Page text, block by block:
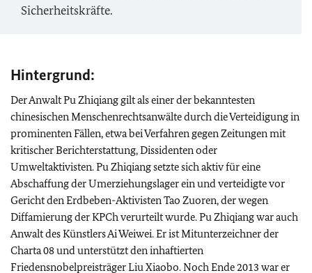
Sicherheitskräfte.
Hintergrund:
Der Anwalt Pu Zhiqiang gilt als einer der bekanntesten
chinesischen Menschenrechtsanwälte durch die Verteidigung in
prominenten Fällen, etwa bei Verfahren gegen Zeitungen mit
kritischer Berichterstattung, Dissidenten oder
Umweltaktivisten. Pu Zhiqiang setzte sich aktiv für eine
Abschaffung der Umerziehungslager ein und verteidigte vor
Gericht den Erdbeben-Aktivisten Tao Zuoren, der wegen
Diffamierung der KPCh verurteilt wurde. Pu Zhiqiang war auch
Anwalt des Künstlers Ai Weiwei. Er ist Mitunterzeichner der
Charta 08 und unterstützt den inhaftierten
Friedensnobelpreisträger Liu Xiaobo. Noch Ende 2013 war er